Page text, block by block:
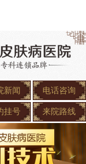
新闻 电话咨询
挂号 来院路线